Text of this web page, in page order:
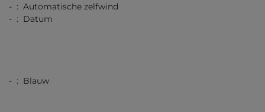
- : Automatische zelfwind
- : Datum
- : Blauw